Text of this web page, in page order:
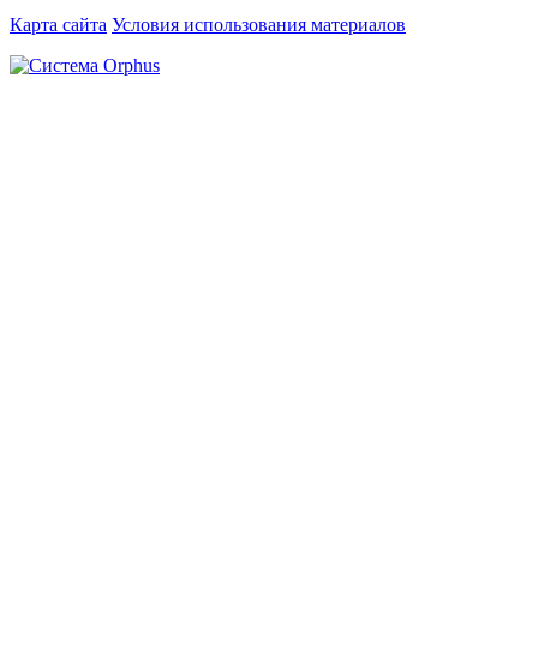
Карта сайта Условия использования материалов